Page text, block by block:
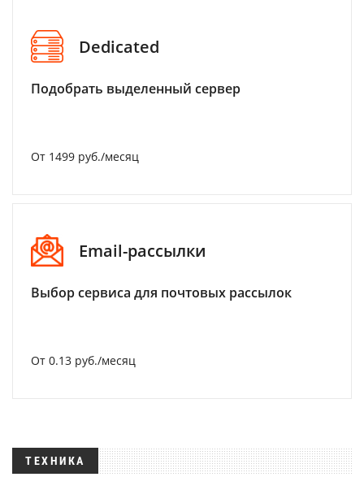
Dedicated
Подобрать выделенный сервер
От 1499 руб./месяц
Email-рассылки
Выбор сервиса для почтовых рассылок
От 0.13 руб./месяц
ТЕХНИКА